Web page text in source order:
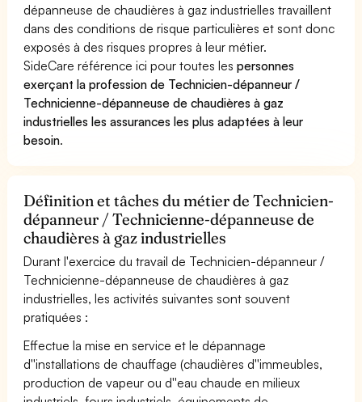
dépanneuse de chaudières à gaz industrielles travaillent
dans des conditions de risque particulières et sont donc
exposés à des risques propres à leur métier.
SideCare référence ici pour toutes lespersonnes
exerçant la profession de Technicien-dépanneur /
Technicienne-dépanneuse de chaudières à gaz
industrielles les assurances les plus adaptées à leur
besoin.
Définition et tâches du métier de Technicien-
dépanneur / Technicienne-dépanneuse de
chaudières à gaz industrielles
Durant l'exercice du travail de Technicien-dépanneur /
Technicienne-dépanneuse de chaudières à gaz
industrielles, les activités suivantes sont souvent
pratiquées :
Effectue la mise en service et le dépannage
d''installations de chauffage (chaudières d''immeubles,
production de vapeur ou d''eau chaude en milieux